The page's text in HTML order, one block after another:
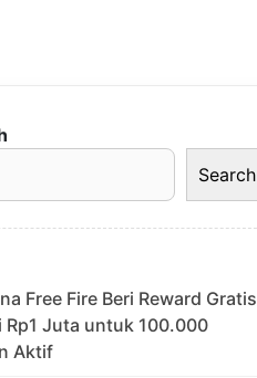
Search
Free Fire Beri Reward Gratis
Rp1 Juta untuk 100.000
Aktif